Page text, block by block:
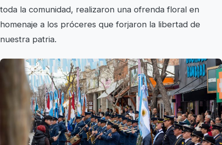
toda la comunidad, realizaron una ofrenda floral en
homenaje a los próceres que forjaron la libertad de
nuestra patria.